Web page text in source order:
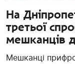
На
третьої
мешканців
Мешканці